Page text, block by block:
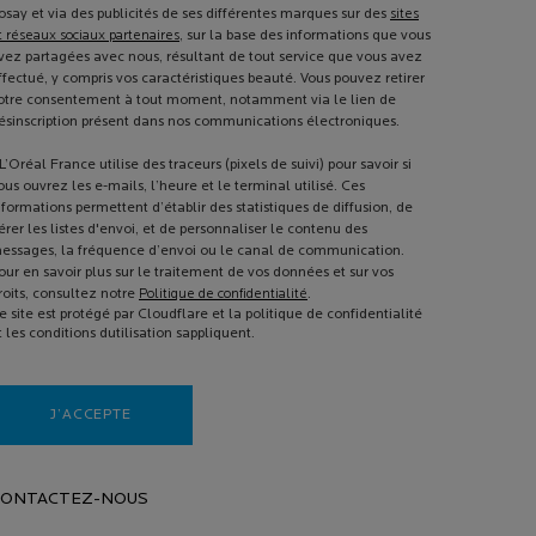
et via des publicités de ses différentes marques sur des sites
réseaux sociaux partenaires, sur la base des informations que vous
partagées avec nous, résultant de tout service que vous avez
y compris vos caractéristiques beauté. Vous pouvez retirer
consentement à tout moment, notamment via le lien de
présent dans nos communications électroniques.
France utilise des traceurs (pixels de suivi) pour savoir si
ouvrez les e-mails, l’heure et le terminal utilisé. Ces
permettent d’établir des statistiques de diffusion, de
les listes d'envoi, et de personnaliser le contenu des
la fréquence d’envoi ou le canal de communication.
en savoir plus sur le traitement de vos données et sur vos
consultez notre Politique de confidentialité.
site est protégé par Cloudflare et la politique de confidentialité
les conditions dutilisation sappliquent.
J’ACCEPTE
NOUS